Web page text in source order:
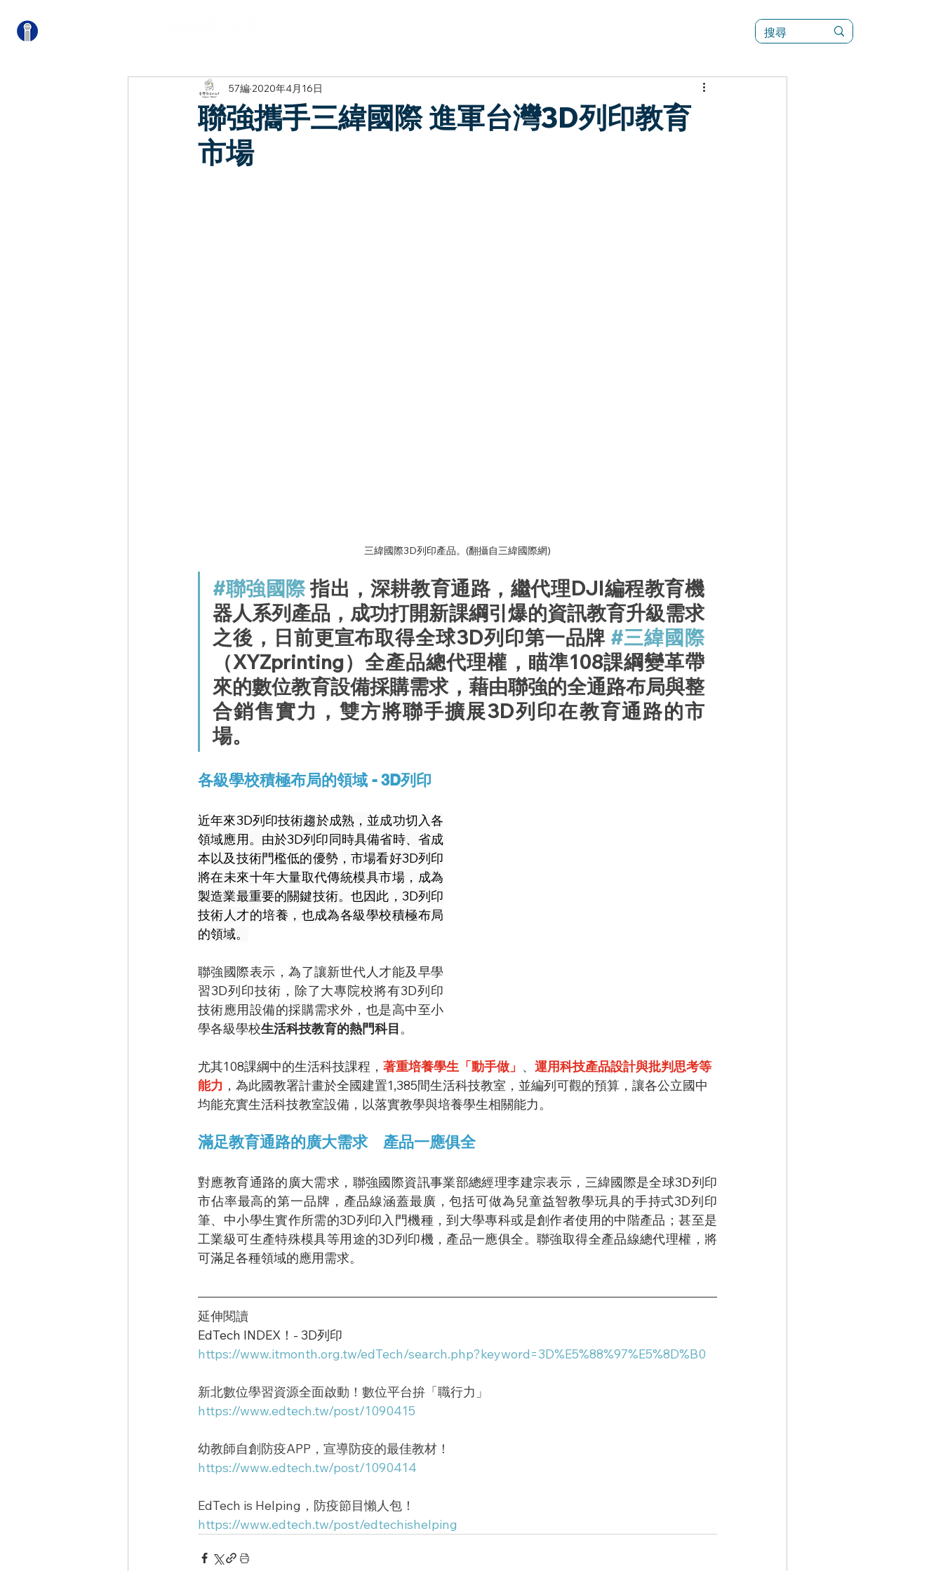
聯強攜手三緯國際 進軍台灣3D列印教育
市場
57編 2020年4月16日
三緯國際3D列印產品。(翻攝自三緯國際網)
#聯強國際 指出，深耕教育通路，繼代理DJI編程教育機
器人系列產品，成功打開新課綱引爆的資訊教育升級需求
之後，日前更宣布取得全球3D列印第一品牌 #三緯國際
（XYZprinting）全產品總代理權，瞄準108課綱變革帶
來的數位教育設備採購需求，藉由聯強的全通路布局與整
合銷售實力，雙方將聯手擴展3D列印在教育通路的市
場。
各級學校積極布局的領域 - 3D列印
近年來3D列印技術趨於成熟，並成功切入各
領域應用。由於3D列印同時具備省時、省成
本以及技術門檻低的優勢，市場看好3D列印
將在未來十年大量取代傳統模具市場，成為
製造業最重要的關鍵技術。也因此，3D列印
技術人才的培養，也成為各級學校積極布局
的領域。
聯強國際表示，為了讓新世代人才能及早學
習3D列印技術，除了大專院校將有3D列印
技術應用設備的採購需求外，也是高中至小
學各級學校生活科技教育的熱門科目。
尤其108課綱中的生活科技課程， 著重培養學生「動手做」 、 運用科技產品設計與批判思考等
能力 ， 為此國教署計畫於全國建置1,385間生活科技教室，並編列可觀的預算，讓各公立國中
均能充實生活科技教室設備，以落實教學與培養學生相關能力。
滿足教育通路的廣大需求　產品一應俱全
對應教育通路的廣大需求，聯強國際資訊事業部總經理李建宗表示，三緯國際是全球3D列印
市佔率最高的第一品牌，產品線涵蓋最廣，包括可做為兒童益智教學玩具的手持式3D列印
筆、中小學生實作所需的3D列印入門機種，到大學專科或是創作者使用的中階產品；甚至是
工業級可生產特殊模具等用途的3D列印機，產品一應俱全。聯強取得全產品線總代理權，將
可滿足各種領域的應用需求。
延伸閱讀
EdTech INDEX！- 3D列印
https://www.itmonth.org.tw/edTech/search.php?keyword=3D%E5%88%97%E5%8D%B0
新北數位學習資源全面啟動！數位平台拚「職行力」
https://www.edtech.tw/post/1090415
幼教師自創防疫APP，宣導防疫的最佳教材！
https://www.edtech.tw/post/1090414
EdTech is Helping，防疫節目懶人包！
https://www.edtech.tw/post/edtechishelping